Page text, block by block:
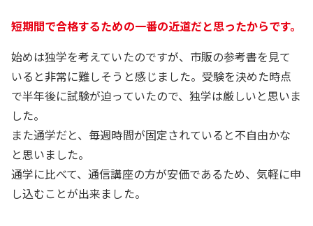
短期間で合格するための一番の近道だと思ったからです。
始めは独学を考えていたのですが、市販の参考書を見て
いると非常に難しそうと感じました。受験を決めた時点
で半年後に試験が迫っていたので、独学は厳しいと思いま
した。
また通学だと、毎週時間が固定されていると不自由かな
と思いました。
通学に比べて、通信講座の方が安価であるため、気軽に申
し込むことが出来ました。